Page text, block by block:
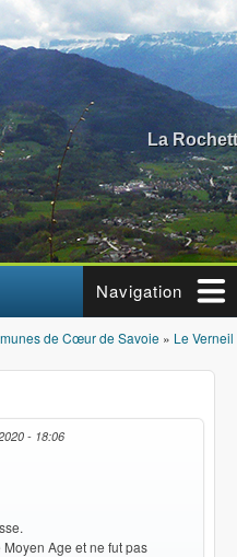
principal
La
Navigation
de Cœur de Savoie » Le Verneil
- 18:06
Age et ne fut pas